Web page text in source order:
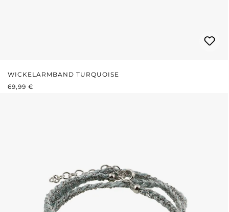
WICKELARMBAND TURQUOISE
REGULÄRER PREIS:
69,99 €